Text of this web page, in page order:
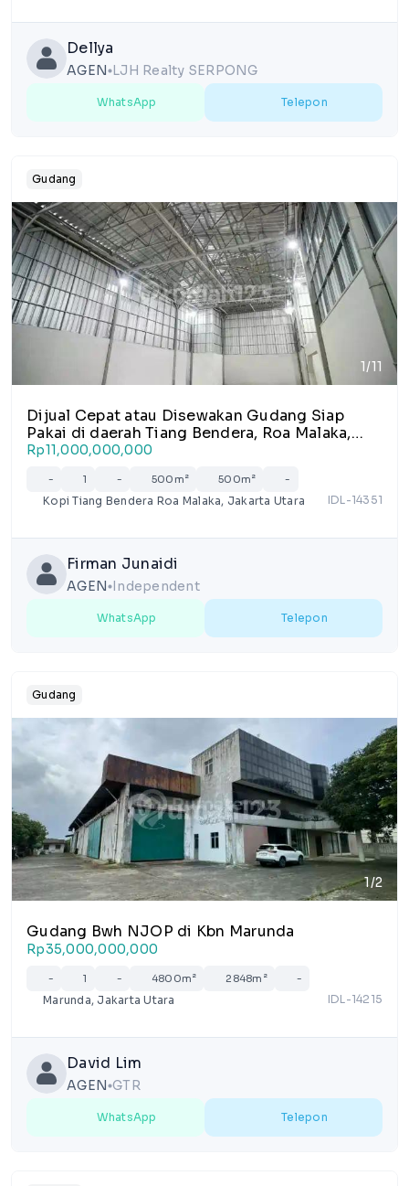
Dellya
AGEN lens LJH Realty SERPONG
WhatsApp Telepon
Gudang
1/11
Dijual Cepat atau Disewakan Gudang Siap
Pakai di daerah Tiang Bendera, Roa Malaka,
Jakarta Barat.
Rp11,000,000,000
- 1 - 500m² 500m² -
Kopi Tiang Bendera Roa Malaka, Jakarta Utara IDL-14351
Firman Junaidi
AGEN lens Independent
WhatsApp Telepon
Gudang
1/2
Gudang Bwh NJOP di Kbn Marunda
Rp35,000,000,000
- 1 - 4800m² 2848m² -
Marunda, Jakarta Utara IDL-14215
David Lim
AGEN lensGTR
WhatsApp Telepon